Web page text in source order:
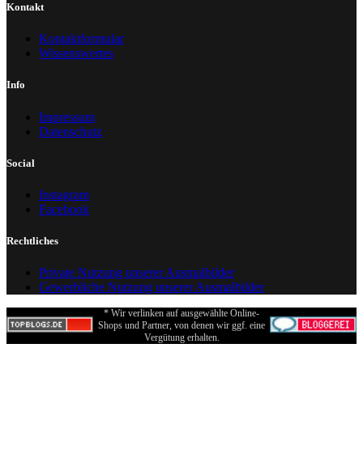
Kontakt
Kontaktformular
Wissenswertes
Info
Impressum
Datenschutz
Social
Instagram
Facebook
Rechtliches
Private Nutzung unserer Ausmalbilder
Gewerbliche Nutzung unserer Ausmalbilder
* Wir verlinken auf ausgewählte Online-
Shops und Partner, von denen wir ggf. eine
Vergütung erhalten.